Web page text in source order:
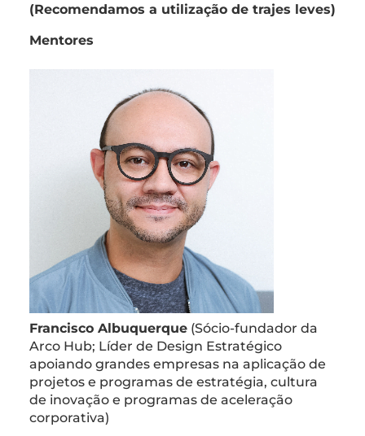
(Recomendamos a utilização de trajes leves)
Mentores
Francisco Albuquerque (Sócio-fundador da
Arco Hub; Líder de Design Estratégico
apoiando grandes empresas na aplicação de
projetos e programas de estratégia, cultura
de inovação e programas de aceleração
corporativa)